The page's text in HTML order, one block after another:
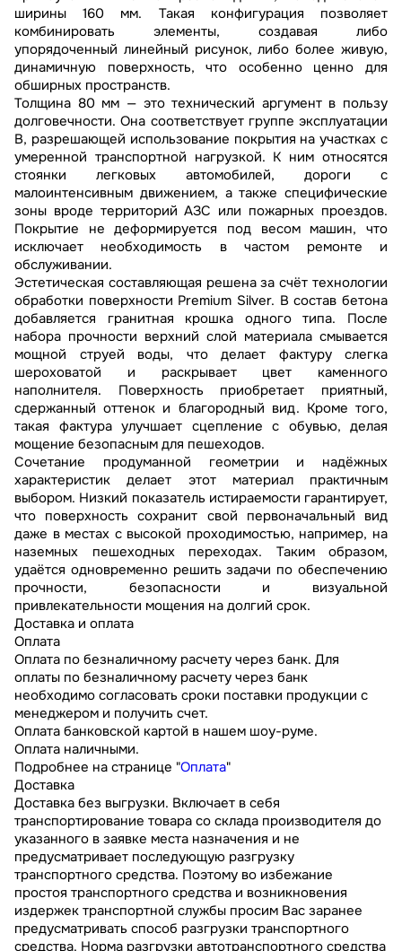
ширины 160 мм. Такая конфигурация позволяет
комбинировать элементы, создавая либо
упорядоченный линейный рисунок, либо более живую,
динамичную поверхность, что особенно ценно для
обширных пространств.
Толщина 80 мм — это технический аргумент в пользу
долговечности. Она соответствует группе эксплуатации
В, разрешающей использование покрытия на участках с
умеренной транспортной нагрузкой. К ним относятся
стоянки легковых автомобилей, дороги с
малоинтенсивным движением, а также специфические
зоны вроде территорий АЗС или пожарных проездов.
Покрытие не деформируется под весом машин, что
исключает необходимость в частом ремонте и
обслуживании.
Эстетическая составляющая решена за счёт технологии
обработки поверхности Premium Silver. В состав бетона
добавляется гранитная крошка одного типа. После
набора прочности верхний слой материала смывается
мощной струей воды, что делает фактуру слегка
шероховатой и раскрывает цвет каменного
наполнителя. Поверхность приобретает приятный,
сдержанный оттенок и благородный вид. Кроме того,
такая фактура улучшает сцепление с обувью, делая
мощение безопасным для пешеходов.
Сочетание продуманной геометрии и надёжных
характеристик делает этот материал практичным
выбором. Низкий показатель истираемости гарантирует,
что поверхность сохранит свой первоначальный вид
даже в местах с высокой проходимостью, например, на
наземных пешеходных переходах. Таким образом,
удаётся одновременно решить задачи по обеспечению
прочности, безопасности и визуальной
привлекательности мощения на долгий срок.
Доставка и оплата
Оплата
Оплата по безналичному расчету через банк. Для
оплаты по безналичному расчету через банк
необходимо согласовать сроки поставки продукции с
менеджером и получить счет.
Оплата банковской картой в нашем шоу-руме.
Оплата наличными.
Подробнее на странице "Оплата"
Доставка
Доставка без выгрузки. Включает в себя
транспортирование товара со склада производителя до
указанного в заявке места назначения и не
предусматривает последующую разгрузку
транспортного средства. Поэтому во избежание
простоя транспортного средства и возникновения
издержек транспортной службы просим Вас заранее
предусматривать способ разгрузки транспортного
средства. Норма разгрузки автотранспортного средства